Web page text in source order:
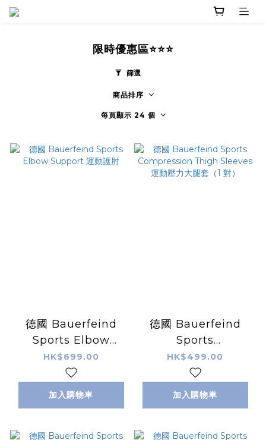
限時優惠區⭐⭐⭐
篩選
商品排序
每頁顯示 24 個
德國 Bauerfeind
Sports Elbow
Support 運動護肘
HK$699.00
加入購物車
德國 Bauerfeind
Sports
Compression
Thigh Sleeves 運動
壓力大腿套（1 對）
HK$499.00
加入購物車